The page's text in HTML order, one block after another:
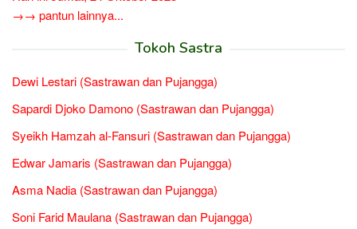
→→ pantun lainnya...
Tokoh Sastra
Dewi Lestari (Sastrawan dan Pujangga)
Sapardi Djoko Damono (Sastrawan dan Pujangga)
Syeikh Hamzah al-Fansuri (Sastrawan dan Pujangga)
Edwar Jamaris (Sastrawan dan Pujangga)
Asma Nadia (Sastrawan dan Pujangga)
Soni Farid Maulana (Sastrawan dan Pujangga)